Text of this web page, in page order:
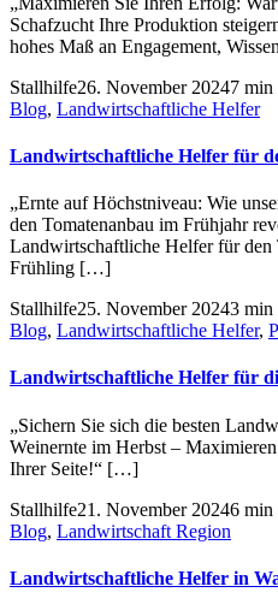
Schafzucht Ihre Produktion
hohes Maß an Engagement,
Stallhilfe26. November 20247 min
Blog, Landwirtschaftliche Helfer
Landwirtschaftliche Helfer für
„Ernte auf Höchstniveau: Wie
den Tomatenanbau im Frühjahr
Landwirtschaftliche Helfer für den
Frühling […]
Stallhilfe25. November 20243 min
Blog, Landwirtschaftliche Helfer,
Landwirtschaftliche Helfer für
„Sichern Sie sich die besten
Weinernte im Herbst –
Ihrer Seite!“ […]
Stallhilfe21. November 20246 min
Blog, Landwirtschaft Region
Landwirtschaftliche Helfer in